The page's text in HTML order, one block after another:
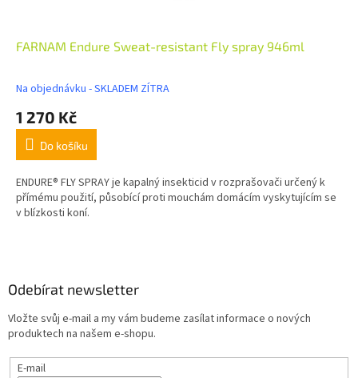
FARNAM Endure Sweat-resistant Fly spray 946ml
Na objednávku - SKLADEM ZÍTRA
1 270 Kč
Do košíku
ENDURE® FLY SPRAY je kapalný insekticid v rozprašovači určený k
přímému použití, působící proti mouchám domácím vyskytujícím se
v blízkosti koní.
Odebírat newsletter
Vložte svůj e-mail a my vám budeme zasílat informace o nových
produktech na našem e-shopu.
E-mail